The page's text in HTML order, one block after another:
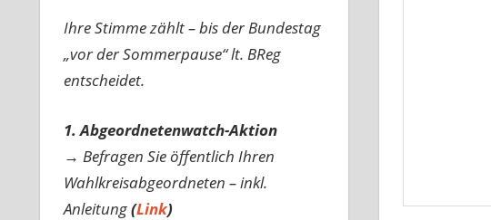
Ihre Stimme zählt – bis der Bundestag
„vor der Sommerpause“ lt. BReg
entscheidet.
1. Abgeordnetenwatch-Aktion
→ Befragen Sie öffentlich Ihren
Wahlkreisabgeordneten – inkl.
Anleitung(Link)